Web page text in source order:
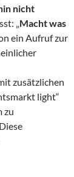
nicht
„ Macht was
ein Aufruf zur
zusätzlichen
light“
zu